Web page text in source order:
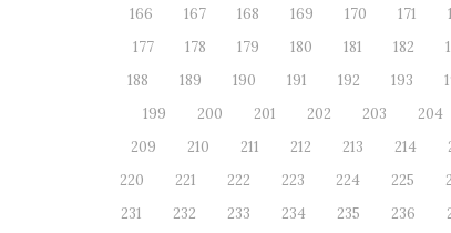
166
167 168 169 170 171
177
178 179 180 181 182
188
189 190 191 192 193
199
200 201 202 203 204
209
210 211 212 213 214
220
221 222 223 224 225
231
232 233 234 235 236